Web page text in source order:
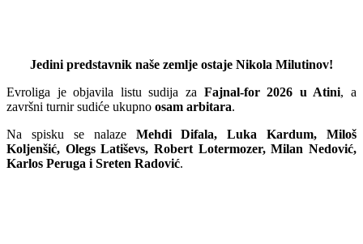
Jedini predstavnik naše zemlje ostaje Nikola Milutinov!
Evroliga je objavila listu sudija za Fajnal-for 2026 u Atini, a
završni turnir sudiće ukupno osam arbitara.
Na spisku se nalaze Mehdi Difala, Luka Kardum, Miloš
Koljenšić, Olegs Latiševs, Robert Lotermozer, Milan Nedović,
Karlos Peruga i Sreten Radović.